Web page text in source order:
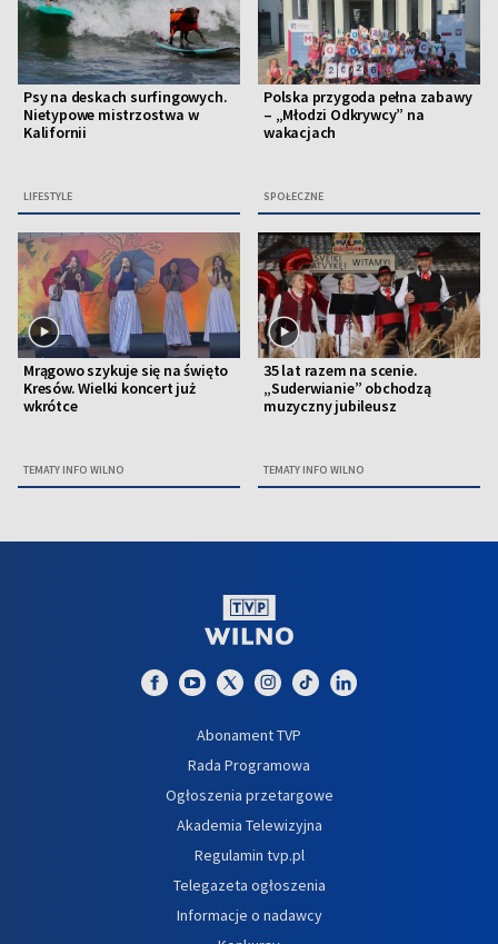
Psy na deskach surfingowych.
Nietypowe mistrzostwa w
Kalifornii
LIFESTYLE
Polska przygoda pełna zabawy
– „Młodzi Odkrywcy” na
wakacjach
SPOŁECZNE
Mrągowo szykuje się na święto
Kresów. Wielki koncert już
wkrótce
TEMATY INFO WILNO
35 lat razem na scenie.
„Suderwianie” obchodzą
muzyczny jubileusz
TEMATY INFO WILNO
Abonament TVP
Rada Programowa
Ogłoszenia przetargowe
Akademia Telewizyjna
Regulamin tvp.pl
Telegazeta ogłoszenia
Informacje o nadawcy